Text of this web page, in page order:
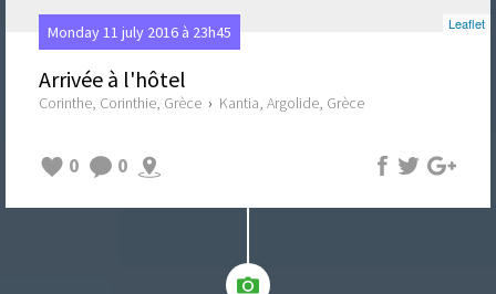
Leaflet
Monday 11 july 2016 à 23h45
Arrivée à l'hôtel
Corinthe, Corinthie, Grèce › Kantia, Argolide, Grèce
0 0